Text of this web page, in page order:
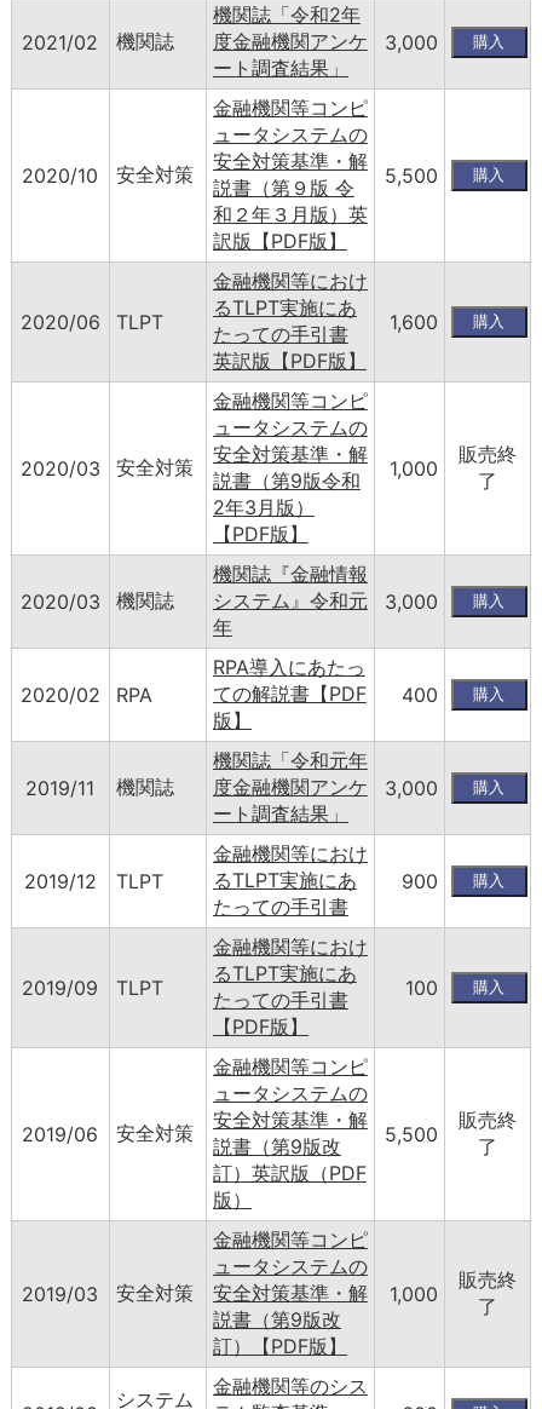
2021/02 機関誌
機関誌「令和2年
度金融機関アンケ
ート調査結果」
3,000
2020/10 安全対策
金融機関等コンピ
ュータシステムの
安全対策基準・解
説書（第９版 令
和２年３月版）英
訳版【PDF版】
5,500
2020/06 TLPT
金融機関等におけ
るTLPT実施にあ
たっての手引書
英訳版【PDF版】
1,600
2020/03 安全対策
金融機関等コンピ
ュータシステムの
安全対策基準・解
説書（第9版令和
2年3月版）
【PDF版】
1,000
販売終
了
2020/03 機関誌
機関誌『金融情報
システム』令和元
年
3,000
2020/02 RPA
RPA導入にあたっ
ての解説書【PDF
版】
400
2019/11 機関誌
機関誌「令和元年
度金融機関アンケ
ート調査結果」
3,000
2019/12 TLPT
金融機関等におけ
るTLPT実施にあ
たっての手引書
900
2019/09 TLPT
金融機関等におけ
るTLPT実施にあ
たっての手引書
【PDF版】
100
2019/06 安全対策
金融機関等コンピ
ュータシステムの
安全対策基準・解
説書（第9版改
訂）英訳版（PDF
版）
5,500
販売終
了
2019/03 安全対策
金融機関等コンピ
ュータシステムの
安全対策基準・解
説書（第9版改
訂）【PDF版】
1,000
販売終
了
システム
金融機関等のシス